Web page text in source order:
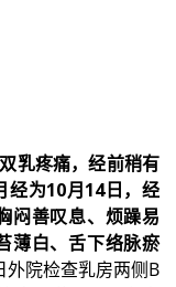
乳疼痛，经前稍有
经为10月14日，经
闷善叹息、烦躁易
薄白、舌下络脉瘀
院检查乳房两侧B